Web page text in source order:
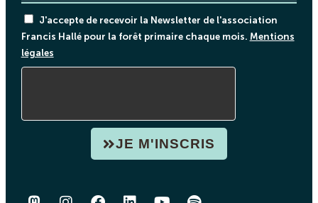
J'accepte de recevoir la Newsletter de l'association
Francis Hallé pour la forêt primaire chaque mois. Mentions
légales
JE M'INSCRIS